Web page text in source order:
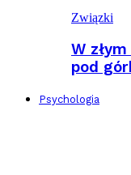
Związki
W
pod
Psychologia